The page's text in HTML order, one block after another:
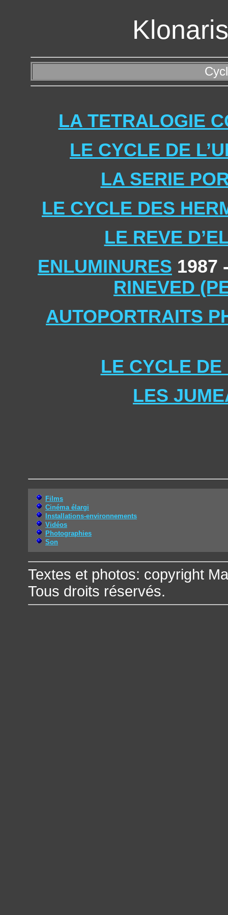
LA TETRALOGIE
LE CYCLE DE
LA SERIE
LE CYCLE DES
LE REVE
ENLUMINURES 1987
RINEVED
AUTOPORTRAITS
LE CYCLE
LES
Films
Cinéma élargi
Installations-environnements
Vidéos
Photographies
Son
Textes et photos: copyright
Tous droits réservés.